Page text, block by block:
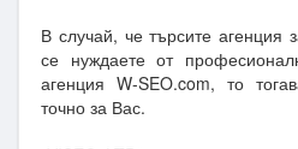
В случай, че търсите агенция
се нуждаете от
агенция W-SEO.com, то
точно за Вас.